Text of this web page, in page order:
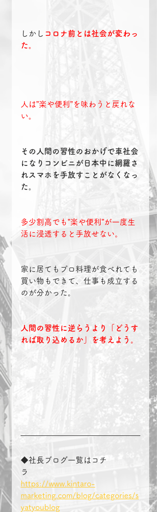
しかし コロナ前とは社会が変わっ
た。
人は”楽や便利”を味わうと戻れな
い。
その人間の習性のおかげで車社会
になりコンビニが日本中に網羅さ
れスマホを手放すことがなくなっ
た。
多少割高でも”楽や便利”が一度生
活に浸透すると手放せない。
家に居てもプロ料理が食べれても
買い物もできて、仕事も成立する
のが分かった。
人間の習性に逆らうより「どうす
れば取り込めるか」を考えよう。
◆社長ブログ一覧はコチ
ラ
https://www.kintaro-
marketing.com/blog/categories/s
yatyoublog